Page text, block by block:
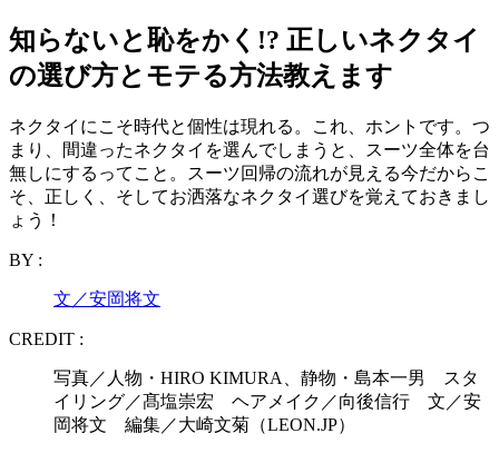
知らないと恥をかく!? 正しいネクタイ
の選び方とモテる方法教えます
ネクタイにこそ時代と個性は現れる。これ、ホントです。つ
まり、間違ったネクタイを選んでしまうと、スーツ全体を台
無しにするってこと。スーツ回帰の流れが見える今だからこ
そ、正しく、そしてお洒落なネクタイ選びを覚えておきまし
ょう！
BY :
文／安岡将文
CREDIT :
写真／人物・HIRO KIMURA、静物・島本一男 スタ
イリング／髙塩崇宏 ヘアメイク／向後信行 文／安
岡将文 編集／大崎文菊（LEON.JP）